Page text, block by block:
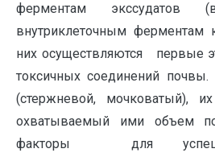
ферментам экссудатов
внутриклеточным ферментам
них осуществляются первые
токсичных соединений
(стержневой, мочковатый),
охватываемый ими объем
факторы для